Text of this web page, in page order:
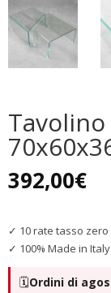
392,00€
✓ 10 rate tasso zero
✓ 100% Made in Italy
🗓️Ordini di